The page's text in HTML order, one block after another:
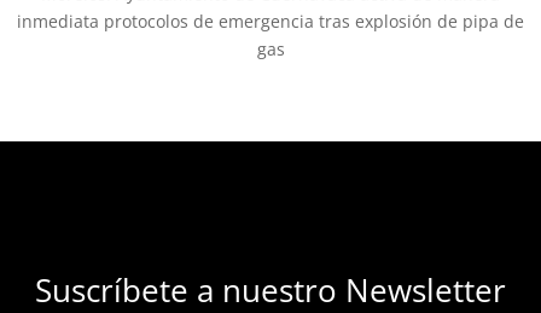
inmediata protocolos de emergencia tras explosión de pipa de
gas
Suscríbete a nuestro Newsletter